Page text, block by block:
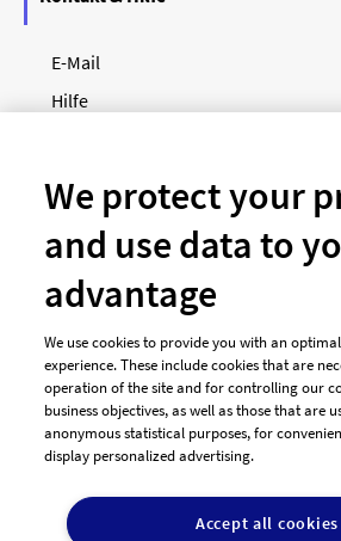
E-Mail
Hilfe
Unsere Zahlungsarten
AGB Dienstleister
Datenschutz
We protect your
and use data to
advantage
We use cookies to provide you with an
experience. These include cookies that are
operation of the site and for controlling our
business objectives, as well as those that are
anonymous statistical purposes, for
display personalized advertising.
Accept all cookies